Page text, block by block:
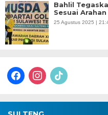
Bahlil
Sesuai
25 Agustus 2025 |
facebookinstagram
tiktok